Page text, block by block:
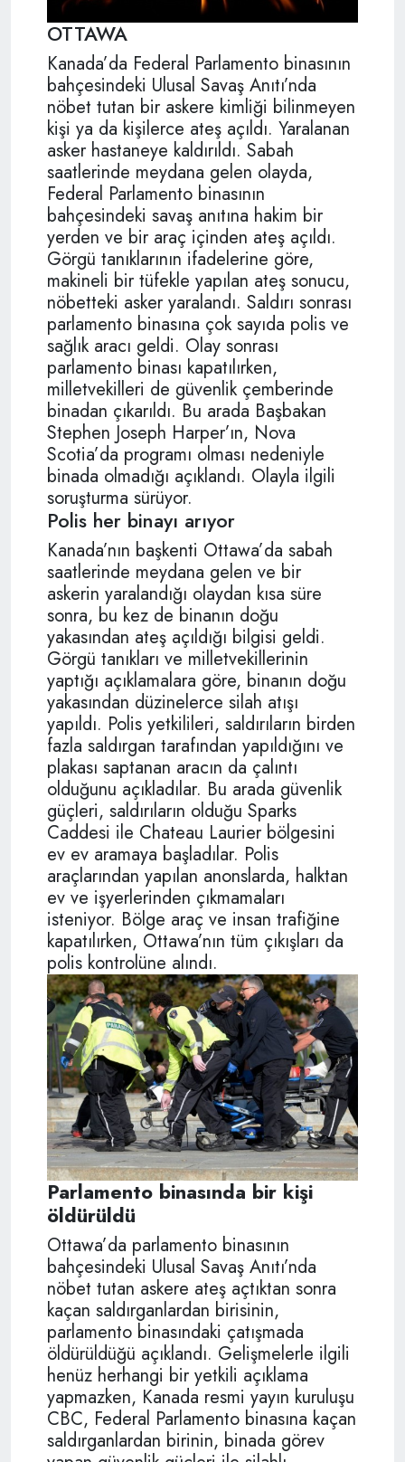
OTTAWA
Kanada’da Federal Parlamento binasının
bahçesindeki Ulusal Savaş Anıtı’nda
nöbet tutan bir askere kimliği bilinmeyen
kişi ya da kişilerce ateş açıldı. Yaralanan
asker hastaneye kaldırıldı. Sabah
saatlerinde meydana gelen olayda,
Federal Parlamento binasının
bahçesindeki savaş anıtına hakim bir
yerden ve bir araç içinden ateş açıldı.
Görgü tanıklarının ifadelerine göre,
makineli bir tüfekle yapılan ateş sonucu,
nöbetteki asker yaralandı. Saldırı sonrası
parlamento binasına çok sayıda polis ve
sağlık aracı geldi. Olay sonrası
parlamento binası kapatılırken,
milletvekilleri de güvenlik çemberinde
binadan çıkarıldı. Bu arada Başbakan
Stephen Joseph Harper’ın, Nova
Scotia’da programı olması nedeniyle
binada olmadığı açıklandı. Olayla ilgili
soruşturma sürüyor.
Polis her binayı arıyor
Kanada’nın başkenti Ottawa’da sabah
saatlerinde meydana gelen ve bir
askerin yaralandığı olaydan kısa süre
sonra, bu kez de binanın doğu
yakasından ateş açıldığı bilgisi geldi.
Görgü tanıkları ve milletvekillerinin
yaptığı açıklamalara göre, binanın doğu
yakasından düzinelerce silah atışı
yapıldı. Polis yetkilileri, saldırıların birden
fazla saldırgan tarafından yapıldığını ve
plakası saptanan aracın da çalıntı
olduğunu açıkladılar. Bu arada güvenlik
güçleri, saldırıların olduğu Sparks
Caddesi ile Chateau Laurier bölgesini
ev ev aramaya başladılar. Polis
araçlarından yapılan anonslarda, halktan
ev ve işyerlerinden çıkmamaları
isteniyor. Bölge araç ve insan trafiğine
kapatılırken, Ottawa’nın tüm çıkışları da
polis kontrolüne alındı.
Parlamento binasında bir kişi
öldürüldü
Ottawa’da parlamento binasının
bahçesindeki Ulusal Savaş Anıtı’nda
nöbet tutan askere ateş açtıktan sonra
kaçan saldırganlardan birisinin,
parlamento binasındaki çatışmada
öldürüldüğü açıklandı. Gelişmelerle ilgili
henüz herhangi bir yetkili açıklama
yapmazken, Kanada resmi yayın kuruluşu
CBC, Federal Parlamento binasına kaçan
saldırganlardan birinin, binada görev